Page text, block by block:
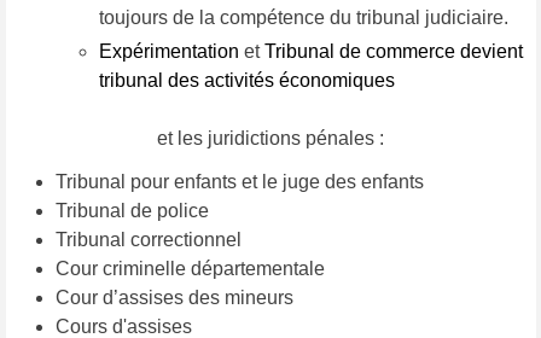
toujours de la compétence du tribunal judiciaire.
Expérimentation etTribunal de commerce devient
tribunal des activités économiques
et les juridictions pénales :
Tribunal pour enfants et le juge des enfants
Tribunal de police
Tribunal correctionnel
Cour criminelle départementale
Cour d’assises des mineurs
Cours d'assises